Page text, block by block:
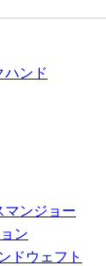
ハンド
マンジョー
ン
ドウェフト